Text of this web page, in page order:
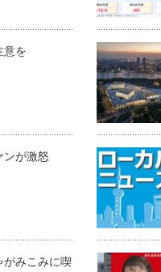
意を
ンが激怒
がみこみに喫